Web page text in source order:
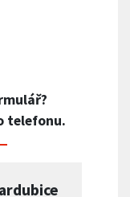
telefonu.